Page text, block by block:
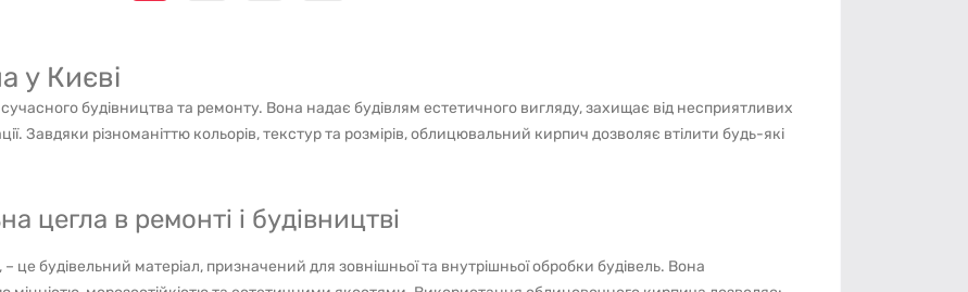
у Києві
будівництва та ремонту. Вона надає будівлям естетичного вигляду, захищає від несприятливих
Завдяки різноманіттю кольорів, текстур та розмірів, облицювальний кирпич дозволяє втілити будь-які
в ремонті і будівництві
будівельний матеріал, призначений для зовнішньої та внутрішньої обробки будівель. Вона